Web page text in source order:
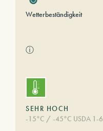
Wetterbeständigkeit
ⓘ
SEHR HOCH
-15°C / -45°C USDA 1-6